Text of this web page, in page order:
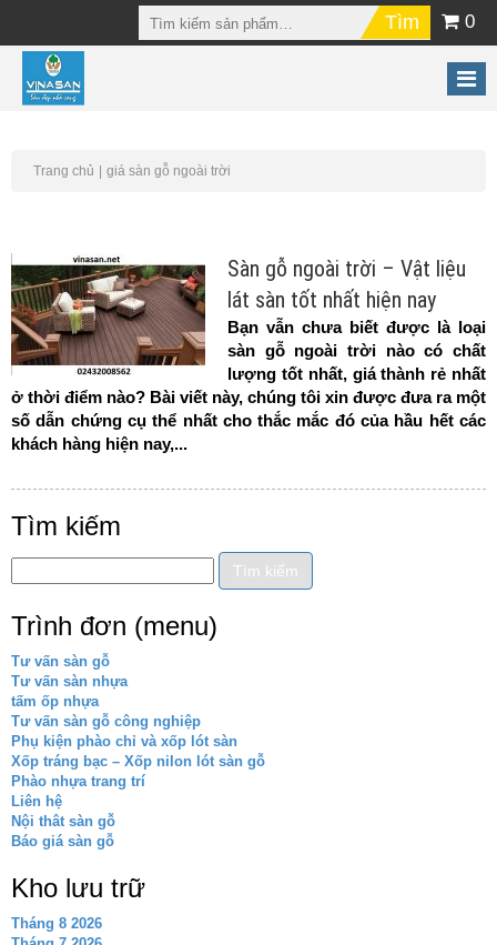
0
Trang chủ giá sàn gỗ ngoài trời
Sàn gỗ ngoài trời – Vật liệu
lát sàn tốt nhất hiện nay
Bạn vẫn chưa biết được là loại
sàn gỗ ngoài trời nào có chất
lượng tốt nhất, giá thành rẻ nhất
ở thời điểm nào? Bài viết này, chúng tôi xin được đưa ra một
số dẫn chứng cụ thể nhất cho thắc mắc đó của hầu hết các
khách hàng hiện nay,...
Tìm kiếm
Trình đơn (menu)
Tư vấn sàn gỗ
Tư vấn sàn nhựa
tấm ốp nhựa
Tư vấn sàn gỗ công nghiệp
Phụ kiện phào chỉ và xốp lót sàn
Xốp tráng bạc – Xốp nilon lót sàn gỗ
Phào nhựa trang trí
Liên hệ
Nội thât sàn gỗ
Báo giá sàn gỗ
Kho lưu trữ
Tháng 8 2026